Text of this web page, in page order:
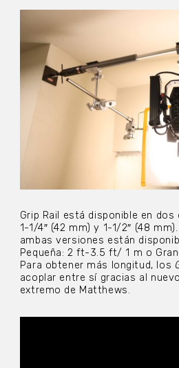
Grip Rail está disponible en
1-1/4″ (42 mm) y 1-1/2″ (48
ambas versiones están
Pequeña: 2 ft-3.5 ft/ 1 m o
Para obtener más longitud, los
acoplar entre sí gracias al
extremo de Matthews.